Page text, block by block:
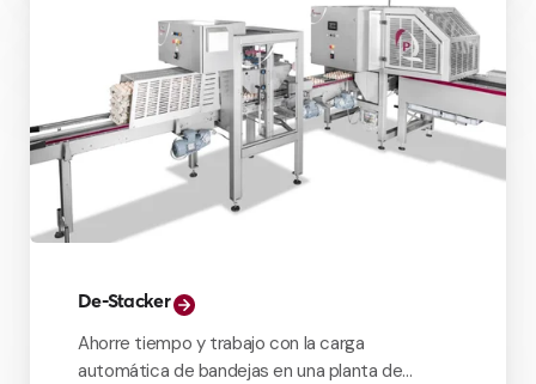
De-Stacker
Ahorre tiempo y trabajo con la carga
automática de bandejas en una planta de